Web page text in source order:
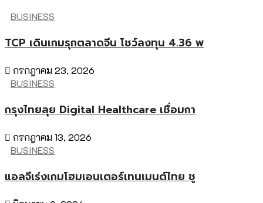
BUSINESS
TCP เดินเกมรุกตลาดจีน โชว์ลงทุน 4.36 พ
กรกฎาคม 23, 2026
BUSINESS
กรุงไทยลุย Digital Healthcare เชื่อมกา
กรกฎาคม 13, 2026
BUSINESS
แอลจีเร่งเกมโฮมเอนเตอร์เทนเมนต์ไทย ชู